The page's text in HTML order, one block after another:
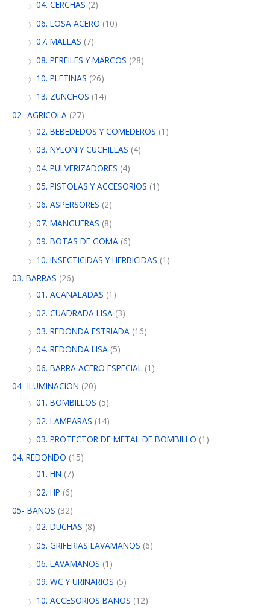
04. CERCHAS (2)
06. LOSA ACERO (10)
07. MALLAS (7)
08. PERFILES Y MARCOS (28)
10. PLETINAS (26)
13. ZUNCHOS (14)
02- AGRICOLA (27)
02. BEBEDEDOS Y COMEDEROS (1)
03. NYLON Y CUCHILLAS (4)
04. PULVERIZADORES (4)
05. PISTOLAS Y ACCESORIOS (1)
06. ASPERSORES (2)
07. MANGUERAS (8)
09. BOTAS DE GOMA (6)
10. INSECTICIDAS Y HERBICIDAS (1)
03. BARRAS (26)
01. ACANALADAS (1)
02. CUADRADA LISA (3)
03. REDONDA ESTRIADA (16)
04. REDONDA LISA (5)
06. BARRA ACERO ESPECIAL (1)
04- ILUMINACION (20)
01. BOMBILLOS (5)
02. LAMPARAS (14)
03. PROTECTOR DE METAL DE BOMBILLO (1)
04. REDONDO (15)
01. HN (7)
02. HP (6)
05- BAÑOS (32)
02. DUCHAS (8)
05. GRIFERIAS LAVAMANOS (6)
06. LAVAMANOS (1)
09. WC Y URINARIOS (5)
10. ACCESORIOS BAÑOS (12)